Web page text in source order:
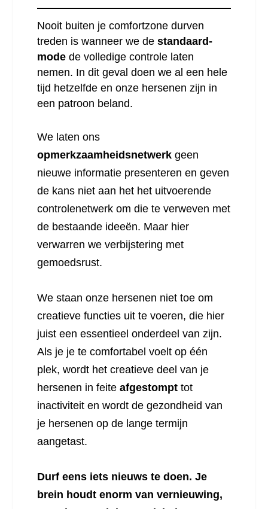
Nooit buiten je comfortzone durven
treden is wanneer we destandaard-
mode de volledige controle laten
nemen. In dit geval doen we al een hele
tijd hetzelfde en onze hersenen zijn in
een patroon beland.
We laten ons
opmerkzaamheidsnetwerk geen
nieuwe informatie presenteren en geven
de kans niet aan het het uitvoerende
controlenetwerk om die te verweven met
de bestaande ideeën. Maar hier
verwarren we verbijstering met
gemoedsrust.
We staan onze hersenen niet toe om
creatieve functies uit te voeren, die hier
juist een essentieel onderdeel van zijn.
Als je je te comfortabel voelt op één
plek, wordt het creatieve deel van je
hersenen in feiteafgestompt tot
inactiviteit en wordt de gezondheid van
je hersenen op de lange termijn
aangetast.
Durf eens iets nieuws te doen. Je
brein houdt enorm van vernieuwing,